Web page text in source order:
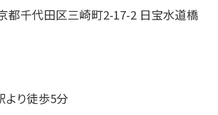
都千代田区三崎町2-17-2 日宝水道橋
り徒歩5分